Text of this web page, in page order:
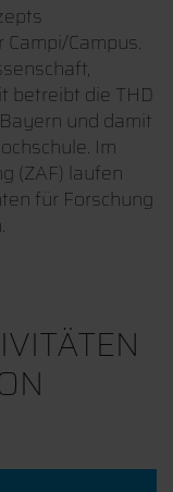
Campus.
betreibt die THD
und damit
Im
(ZAF) laufen
für Forschung